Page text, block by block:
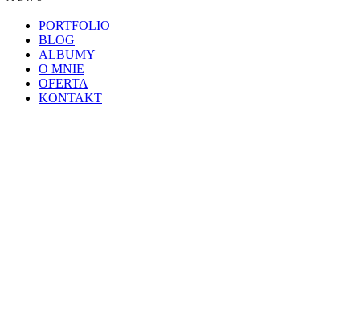
PORTFOLIO
BLOG
ALBUMY
O MNIE
OFERTA
KONTAKT